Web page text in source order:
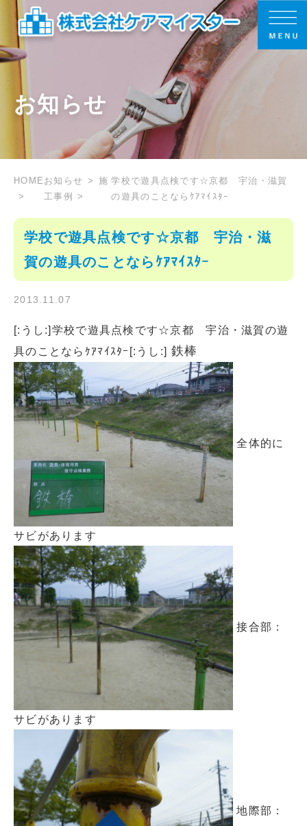
お知らせ
HOME お知らせ
施
工事例
学校で遊具点検です☆京都 宇治・滋賀
の遊具のことならｹｱﾏｲｽﾀｰ
学校で遊具点検です☆京都 宇治・滋
賀の遊具のことならｹｱﾏｲｽﾀｰ
2013.11.07
[:うし:]学校で遊具点検です☆京都 宇治・滋賀の遊
具のことならｹｱﾏｲｽﾀｰ[:うし:] 鉄棒
全体的に
サビがあります
接合部：
サビがあります
地際部：